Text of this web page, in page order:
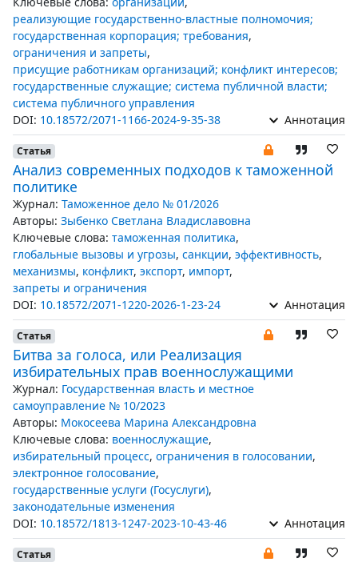
реализующие государственно-властные полномочия;
государственная корпорация; требования,
ограничения и запреты,
присущие работникам организаций; конфликт интересов;
государственные служащие; система публичной власти;
система публичного управления
DOI: 10.18572/2071-1166-2024-9-35-38 Аннотация
Статья
Анализ современных подходов к таможенной
политике
Журнал: Таможенное дело № 01/2026
Авторы: Зыбенко Светлана Владиславовна
Ключевые слова: таможенная политика,
глобальные вызовы и угрозы, санкции, эффективность,
механизмы, конфликт, экспорт, импорт,
запреты и ограничения
DOI: 10.18572/2071-1220-2026-1-23-24 Аннотация
Статья
Битва за голоса, или Реализация
избирательных прав военнослужащими
Журнал: Государственная власть и местное
самоуправление № 10/2023
Авторы: Мокосеева Марина Александровна
Ключевые слова: военнослужащие,
избирательный процесс, ограничения в голосовании,
электронное голосование,
государственные услуги (Госуслуги),
законодательные изменения
DOI: 10.18572/1813-1247-2023-10-43-46 Аннотация
Статья